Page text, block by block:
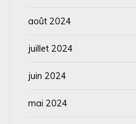
août 2024
juillet 2024
juin 2024
mai 2024